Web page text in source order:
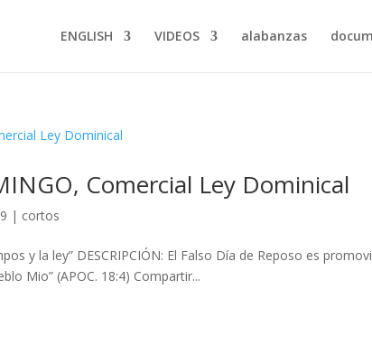
ENGLISH VIDEOS alabanzas
Comercial Ley Dominical
| cortos
y la ley” DESCRIPCIÓN: El Falso Día de Reposo es
Mio” (APOC. 18:4) Compartir...